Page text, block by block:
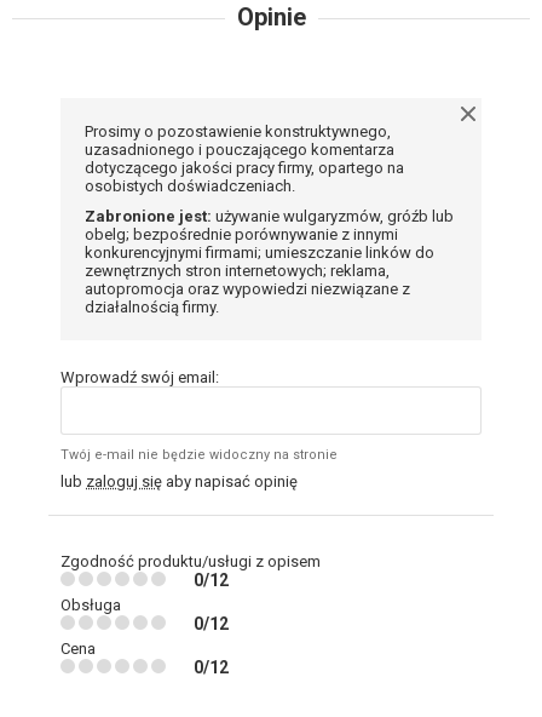
Opinie
Prosimy o pozostawienie konstruktywnego,
uzasadnionego i pouczającego komentarza
dotyczącego jakości pracy firmy, opartego na
osobistych doświadczeniach.
Zabronione jest: używanie wulgaryzmów, gróźb lub
obelg; bezpośrednie porównywanie z innymi
konkurencyjnymi firmami; umieszczanie linków do
zewnętrznych stron internetowych; reklama,
autopromocja oraz wypowiedzi niezwiązane z
działalnością firmy.
Wprowadź swój email:
Twój e-mail nie będzie widoczny na stronie
lub zaloguj się aby napisać opinię
Zgodność produktu/usługi z opisem
0/12
Obsługa
0/12
Cena
0/12